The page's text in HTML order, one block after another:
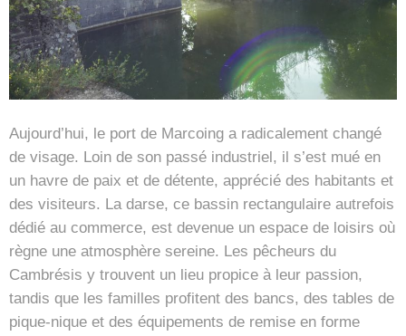
Aujourd’hui, le port de Marcoing a radicalement changé
de visage. Loin de son passé industriel, il s’est mué en
un havre de paix et de détente, apprécié des habitants et
des visiteurs. La darse, ce bassin rectangulaire autrefois
dédié au commerce, est devenue un espace de loisirs où
règne une atmosphère sereine. Les pêcheurs du
Cambrésis y trouvent un lieu propice à leur passion,
tandis que les familles profitent des bancs, des tables de
pique-nique et des équipements de remise en forme